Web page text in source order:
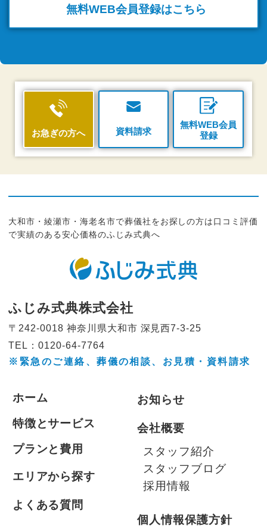
無料WEB会員登録はこちら
お急ぎの方へ 資料請求
無料WEB会員
登録
大和市・綾瀬市・海老名市で葬儀社をお探しの方は口コミ評価
で実績のある安心価格のふじみ式典へ
ふじみ式典株式会社
〒242-0018 神奈川県大和市 深見西7-3-25
TEL：0120-64-7764
※緊急のご連絡、葬儀の相談、 お見積・資料請求
ホーム
特徴とサービス
プランと費用
エリアから探す
よくある質問
お知らせ
会社概要
スタッフ紹介
スタッフブログ
採用情報
個人情報保護方針